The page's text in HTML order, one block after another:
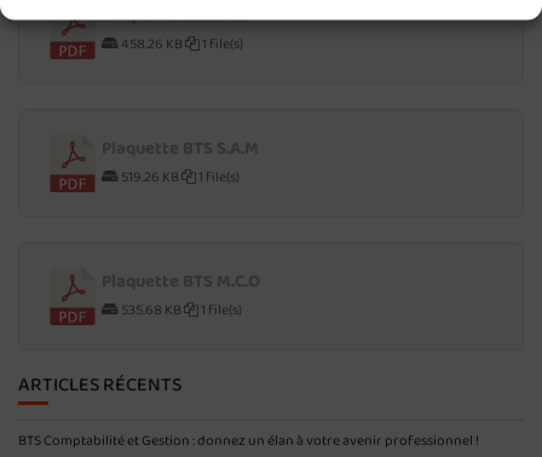
Plaquette BTS S.I.O
458.26 KB 1 file(s)
519.26 KB 1 file(s)
535.68 KB 1 file(s)
ARTICLES RÉCENTS
BTS Comptabilité et Gestion : donnez un élan à votre avenir professionnel !